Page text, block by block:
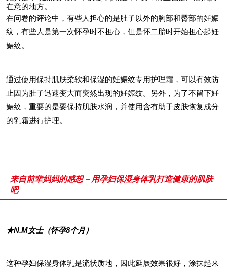
在意的地方。
在问卷的评论中，有些人担心的是肚子以外的胸部和臀部的妊娠
纹，有些人是第一次怀孕时不担心，但是怀二胎时开始担心起妊
娠纹。
通过使用保持肌肤柔软和保湿的妊娠纹专用护理霜，可以有效防
止因为肚子迅速变大而突然出现的妊娠纹。另外，为了不留下妊
娠纹，重要的是要保持肌肤水润，并使用含有助于皮肤恢复成分
的乳霜进行护理。
来自前辈妈妈的感想－用孕妇保湿身体乳打造健康的肌肤
吧
★N.M女士（怀孕8个月）
这种孕妇保湿身体乳是流状质地，因此延展效果很好，涂抹起来